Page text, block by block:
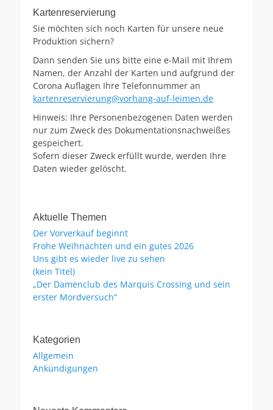
Kartenreservierung
Sie möchten sich noch Karten für unsere neue
Produktion sichern?
Dann senden Sie uns bitte eine e-Mail mit Ihrem
Namen, der Anzahl der Karten und aufgrund der
Corona Auflagen Ihre Telefonnummer an
kartenreservierung@vorhang-auf-leimen.de
Hinweis: Ihre Personenbezogenen Daten werden
nur zum Zweck des Dokumentationsnachweißes
gespeichert.
Sofern dieser Zweck erfüllt wurde, werden Ihre
Daten wieder gelöscht.
Aktuelle Themen
Der Vorverkauf beginnt
Frohe Weihnachten und ein gutes 2026
Uns gibt es wieder live zu sehen
(kein Titel)
„Der Damenclub des Marquis Crossing und sein
erster Mordversuch“
Kategorien
Allgemein
Ankündigungen